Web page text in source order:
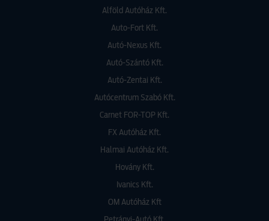
Alföld Autóház Kft.
Auto-Fort Kft.
Autó-Nexus Kft.
Autó-Szántó Kft.
Autó-Zentai Kft.
Autócentrum Szabó Kft.
Carnet FOR-TOP Kft.
FX Autóház Kft.
Halmai Autóház Kft.
Hovány Kft.
Ivanics Kft.
OM Autóház Kft